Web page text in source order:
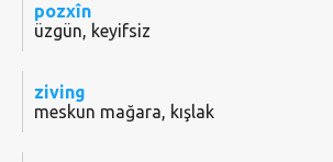
pozxîn
üzgün, keyifsiz
ziving
meskun mağara, kışlak